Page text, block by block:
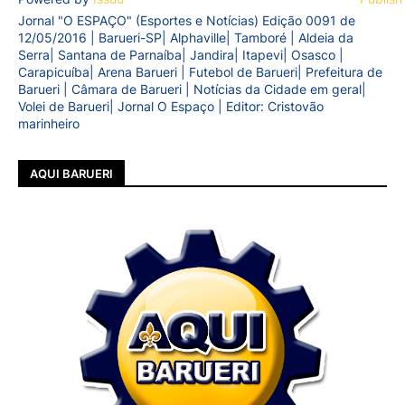
Jornal "O ESPAÇO" (Esportes e Notícias) Edição 0091 de
12/05/2016 | Barueri-SP| Alphaville| Tamboré | Aldeia da
Serra| Santana de Parnaíba| Jandira| Itapevi| Osasco |
Carapicuíba| Arena Barueri | Futebol de Barueri| Prefeitura de
Barueri | Câmara de Barueri | Notícias da Cidade em geral|
Volei de Barueri| Jornal O Espaço | Editor: Cristovão
marinheiro
AQUI BARUERI